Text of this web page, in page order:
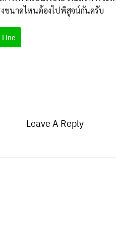
ขนาดไหนต้องไปพิสูจน์กันครับ
Line
Leave A Reply